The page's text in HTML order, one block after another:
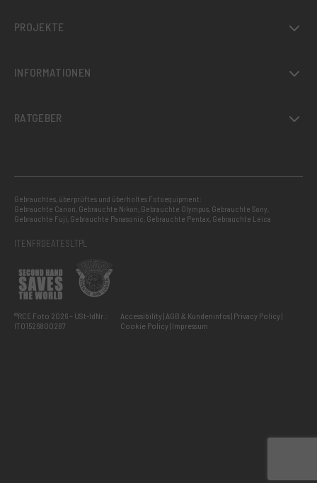
PROJEKTE
INFORMATIONEN
RATGEBER
Gebrauchtes, überprüftes und überholtes Fotoequipment:
Gebrauchte Canon, Gebrauchte Nikon, Gebrauchte Olympus, Gebrauchte Sony,
Gebrauchte Fuji, Gebrauchte Panasonic, Gebrauchte Pentax, Gebrauchte Leica
ITENFRDEATESLTPL
®RCE Foto 2026 – USt-IdNr.:
IT01526800287
Accessibility AGB & Kundeninfos Privacy Policy
Cookie Policy Impressum